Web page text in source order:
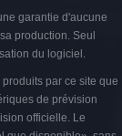
garantie d'aucune
production. Seul
du logiciel.
par ce site que
de prévision
officielle. Le